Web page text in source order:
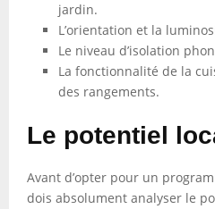
jardin.
L’orientation et la
Le niveau d’isolation
La fonctionnalité de la
des rangements.
Le potentiel
Avant d’opter pour un
dois absolument analyser le